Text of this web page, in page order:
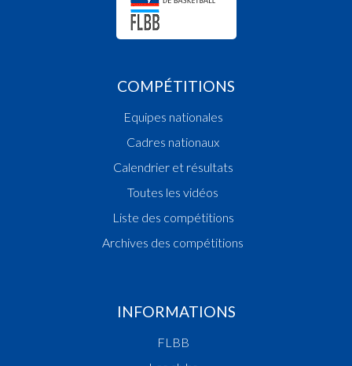
COMPÉTITIONS
Equipes nationales
Cadres nationaux
Calendrier et résultats
Toutes les vidéos
Liste des compétitions
Archives des compétitions
INFORMATIONS
FLBB